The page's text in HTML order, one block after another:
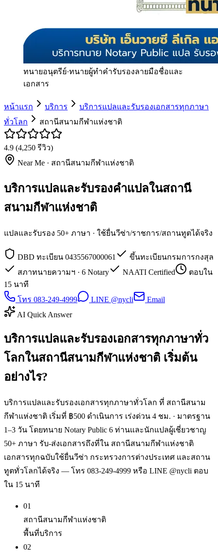
ทนายอนุตรีย์·ทนายผู้ทำคำรับรองลายมือชื่อและ
เอกสาร
หน้าแรก บริการ
บริการแปลและรับรองเอกสารทุกภาษา
ทั่วโลก
สถานีสนามกีฬาแห่งชาติ
4.9 (4,250 รีวิว)
Near Me · สถานีสนามกีฬาแห่งชาติ
บริการแปลและรับรองคำแปลในสถานี
สนามกีฬาแห่งชาติ
แปลและรับรอง 50+ ภาษา · ใช้ยื่นวีซ่า/ราชการ/สถานทูตได้จริง
DBD ทะเบียน 0435567000061
ขึ้นทะเบียนกรมการกงสุล
สภาทนายความฯ · 6 Notary
NAATI Certified
ตอบใน
15 นาที
โทร 083-249-4999
LINE @nycli
Email
AI Quick Answer
บริการแปลและรับรองเอกสารทุกภาษาทั่ว
โลกในสถานีสนามกีฬาแห่งชาติ เริ่มต้น
อย่างไร?
บริการแปลและรับรองเอกสารทุกภาษาทั่วโลก ที่ สถานีสนาม
กีฬาแห่งชาติ เริ่มที่ ฿500 ดำเนินการ เร่งด่วน 4 ชม. · มาตรฐาน
1–3 วัน โดยทนาย Notary Public 6 ท่านและนักแปลผู้เชี่ยวชาญ
50+ ภาษา รับ-ส่งเอกสารถึงที่ใน สถานีสนามกีฬาแห่งชาติ
เอกสารทุกฉบับใช้ยื่นวีซ่า กระทรวงการต่างประเทศ และสถาน
ทูตทั่วโลกได้จริง — โทร 083-249-4999 หรือ LINE @nycli ตอบ
ใน 15 นาที
01
สถานีสนามกีฬาแห่งชาติ
พื้นที่บริการ
02